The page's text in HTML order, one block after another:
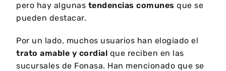
pero hay algunas tendencias comunes que se
pueden destacar.
Por un lado, muchos usuarios han elogiado el
trato amable y cordial que reciben en las
sucursales de Fonasa. Han mencionado que se